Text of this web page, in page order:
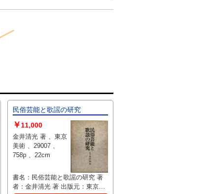
民俗芸能と歌謡の研究
￥ 11,000
金井清光 著 、東京
美術 、29007 、
758p 、22cm
書名：民俗芸能と歌謡の研究 著
者：金井清光 著 出版元：東京美